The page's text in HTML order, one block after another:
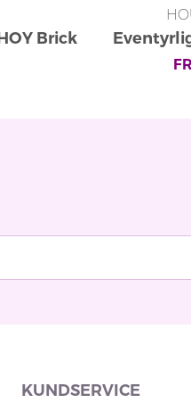
Brick
KUNDSERVICE